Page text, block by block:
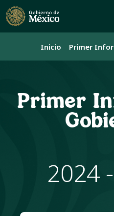
Inicio Primer
Primer
2024